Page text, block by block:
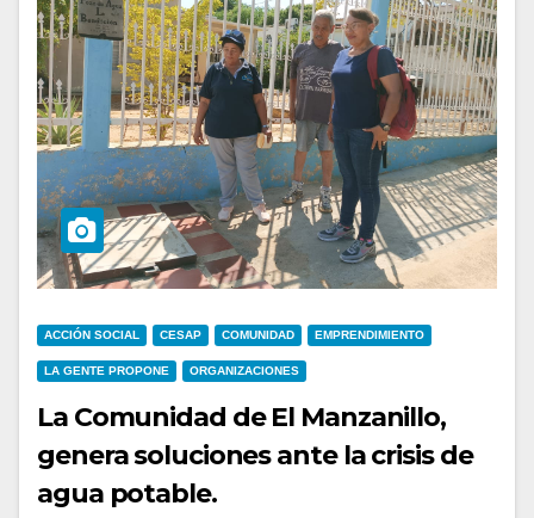
ACCIÓN SOCIAL CESAP COMUNIDAD EMPRENDIMIENTO
LA GENTE PROPONE ORGANIZACIONES
La Comunidad de El Manzanillo,
genera soluciones ante la crisis de
agua potable.